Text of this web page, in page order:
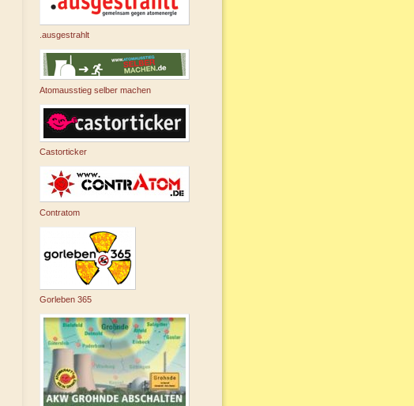
.ausgestrahlt
Atomausstieg selber machen
Castorticker
Contratom
Gorleben 365